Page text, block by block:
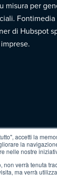
accetti la
la
nelle nostre
non verrà tenuta
ma verrà
misura per
di Hubspot
|P.IVA: